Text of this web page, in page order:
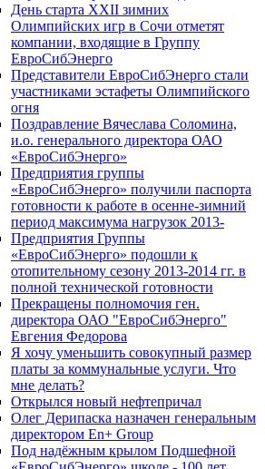
День старта XXII зимних
Олимпийских игр в Сочи отметят
компании, входящие в Группу
ЕвроСибЭнерго
Представители ЕвроСибЭнерго стали
участниками эстафеты Олимпийского
огня
Поздравление Вячеслава Соломина,
и.о. генерального директора ОАО
«ЕвроСибЭнерго»
Предприятия группы
«ЕвроСибЭнерго» получили паспорта
готовности к работе в осенне-зимний
период максимума нагрузок 2013-
Предприятия Группы
«ЕвроСибЭнерго» подошли к
отопительному сезону 2013-2014 гг. в
полной технической готовности
Прекращены полномочия ген.
директора ОАО "ЕвроСибЭнерго"
Евгения Федорова
Я хочу уменьшить совокупный размер
платы за коммунальные услуги. Что
мне делать?
Открылся новый нефтепричал
Олег Дерипаска назначен генеральным
директором En+ Group
Под надёжным крылом Подшефной